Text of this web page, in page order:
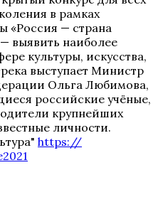
в рамках
«Россия — страна
выявить наиболее
культуры, искусства,
выступает Министр
Ольга Любимова,
российские учёные,
крупнейших
личности.
https://